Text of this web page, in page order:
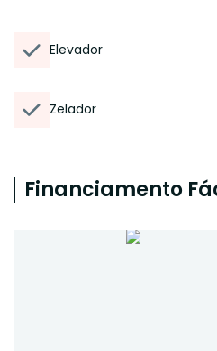
Elevador
Zelador
Financiamento